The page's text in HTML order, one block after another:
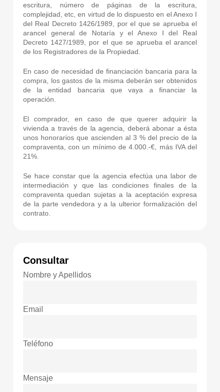
escritura, número de páginas de la escritura,
complejidad, etc, en virtud de lo dispuesto en el Anexo I
del Real Decreto 1426/1989, por el que se aprueba el
arancel general de Notaría y el Anexo I del Real
Decreto 1427/1989, por el que se aprueba el arancel
de los Registradores de la Propiedad.
En caso de necesidad de financiación bancaria para la
compra, los gastos de la misma deberán ser obtenidos
de la entidad bancaria que vaya a financiar la
operación.
El comprador, en caso de que querer adquirir la
vivienda a través de la agencia, deberá abonar a ésta
unos honorarios que ascienden al 3 % del precio de la
compraventa, con un mínimo de 4.000.-€, más IVA del
21%.
Se hace constar que la agencia efectúa una labor de
intermediación y que las condiciones finales de la
compraventa quedan sujetas a la aceptación expresa
de la parte vendedora y a la ulterior formalización del
contrato.
Consultar
Nombre y Apellidos
Email
Teléfono
Mensaje